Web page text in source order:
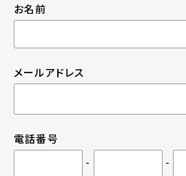
お名前
メールアドレス
電話番号
-
-